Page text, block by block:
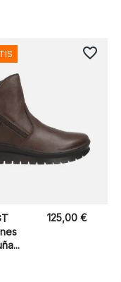
125,00 €
favorite_border